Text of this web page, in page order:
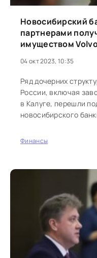
Новосибирский
партнерами
имуществом
04 окт 2023, 10:35
Ряд дочерних
России, включая
в Калуге, перешли
новосибирского
Финансы